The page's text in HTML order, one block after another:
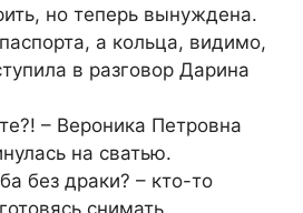
но теперь вынуждена.
а кольца, видимо,
в разговор Дарина
– Вероника Петровна
на сватью.
без драки? – кто-то